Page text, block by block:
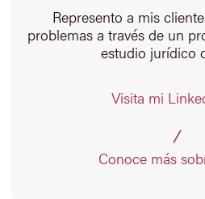
Represento a mis
problemas a través de un
estudio jurídico
Visita mi
Conoce más